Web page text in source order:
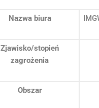
Nazwa biura
Zjawisko/stopień
zagrożenia
Obszar